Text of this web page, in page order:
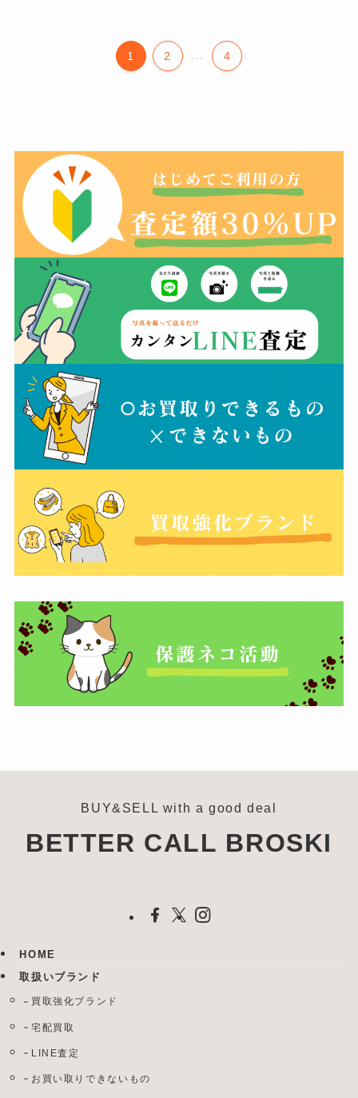
1 2 4
BUY&SELL with a good deal
BETTER CALL BROSKI
HOME
取扱いブランド
買取強化ブランド
宅配買取
LINE査定
お買い取りできないもの